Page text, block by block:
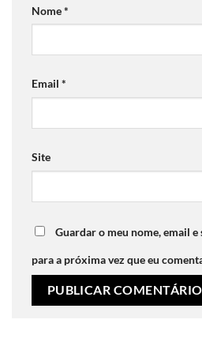
Nome*
Email *
Site
Guardar o meu nome, email e
para a próxima vez que eu